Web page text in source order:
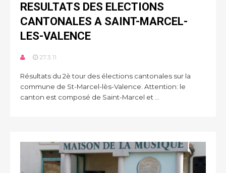
RESULTATS DES ELECTIONS
CANTONALES A SAINT-MARCEL-
LES-VALENCE
27.3.11
Résultats du 2è tour des élections cantonales sur la
commune de St-Marcel-lès-Valence. Attention: le
canton est composé de Saint-Marcel et ...